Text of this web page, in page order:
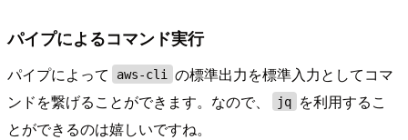
パイプによるコマンド実行
パイプによって aws-cli
の標準出力を標準入力としてコマ
ンドを繋げることができます。なので、
jq
を利用するこ
とができるのは嬉しいですね。